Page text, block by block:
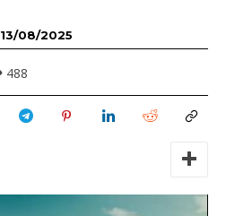
13/08/2025
488